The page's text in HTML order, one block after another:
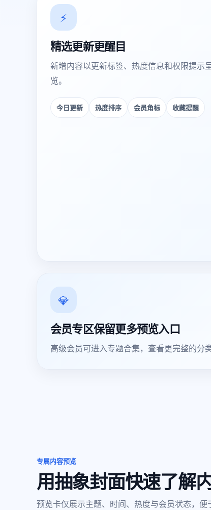
⚡
精选更新更醒目
新增内容以更新标签、热度信息和权限提示
览。
今日更新 热度排序 会员角标 收藏提醒
💎
会员专区保留更多预览入口
高级会员可进入专题合集，查看更完整的分
专属内容预览
用抽象封面快速了解
预览卡仅展示主题、时间、热度与会员状态，便